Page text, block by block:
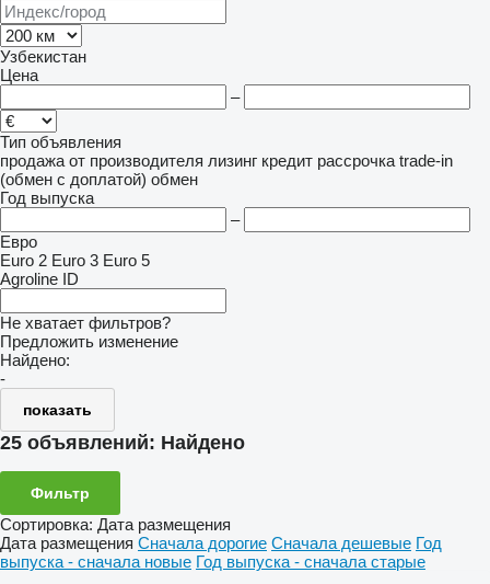
Узбекистан
Цена
–
Тип объявления
продажа от производителя лизинг кредит рассрочка trade-in
(обмен с доплатой) обмен
Год выпуска
–
Евро
Euro 2 Euro 3 Euro 5
Agroline ID
Не хватает фильтров?
Предложить изменение
Найдено:
-
показать
25 объявлений: Найдено
Фильтр
Сортировка: Дата размещения
Дата размещения Сначала дорогие Сначала дешевые Год
выпуска - сначала новые Год выпуска - сначала старые